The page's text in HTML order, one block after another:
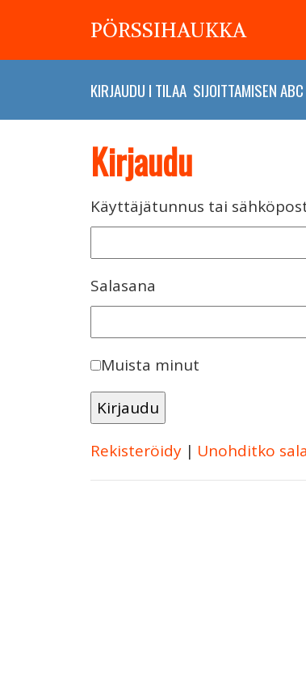
PÖRSSIHAUKKA
KIRJAUDU I TILAA SIJOITTAMISEN ABC
Kirjaudu
Käyttäjätunnus tai
Salasana
Muista minut
Rekisteröidy | Unohditko